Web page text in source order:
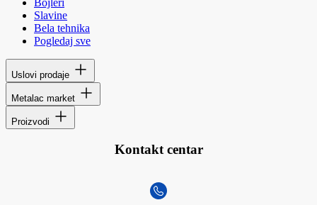
Slavine
Bela tehnika
Pogledaj sve
Uslovi prodaje
Metalac market
Proizvodi
Kontakt centar